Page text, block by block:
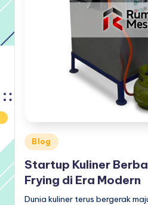
Posted
in
Blog
Startup Kuliner
Frying di Era Modern
Dunia kuliner terus bergerak